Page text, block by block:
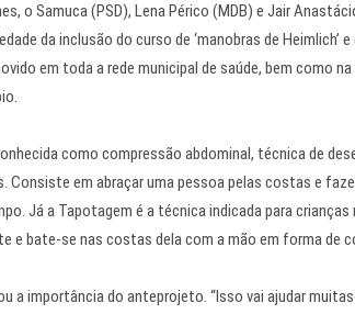
o Samuca (PSD), Lena Périco (MDB) e Jair
da inclusão do curso de ‘manobras de Heimlich’
em toda a rede municipal de saúde, bem como
como compressão abdominal, técnica de
Consiste em abraçar uma pessoa pelas costas e
Já a Tapotagem é a técnica indicada para
e bate-se nas costas dela com a mão em forma de
a importância do anteprojeto. “Isso vai ajudar